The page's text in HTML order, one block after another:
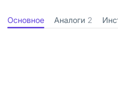
Основное Аналоги 2